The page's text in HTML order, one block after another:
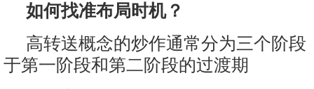
如何找准布局时机？
高转送概念的炒作通常分为三个阶段
于第一阶段和第二阶段的过渡期